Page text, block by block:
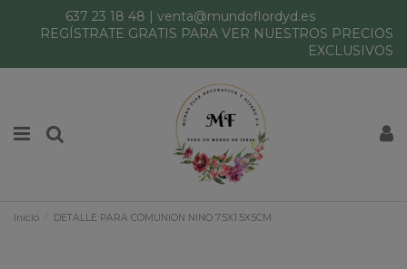
637 23 18 48 | venta@mundoflordyd.es
REGÍSTRATE GRATIS PARA VER NUESTROS PRECIOS
EXCLUSIVOS
Inicio DETALLE PARA COMUNION NINO 7.5X1.5X5CM